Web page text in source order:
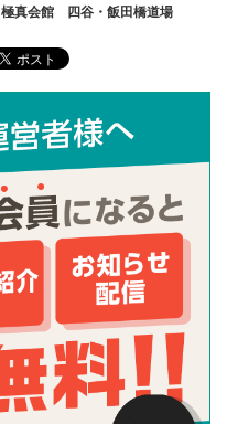
極真会館 四谷・飯田橋道場